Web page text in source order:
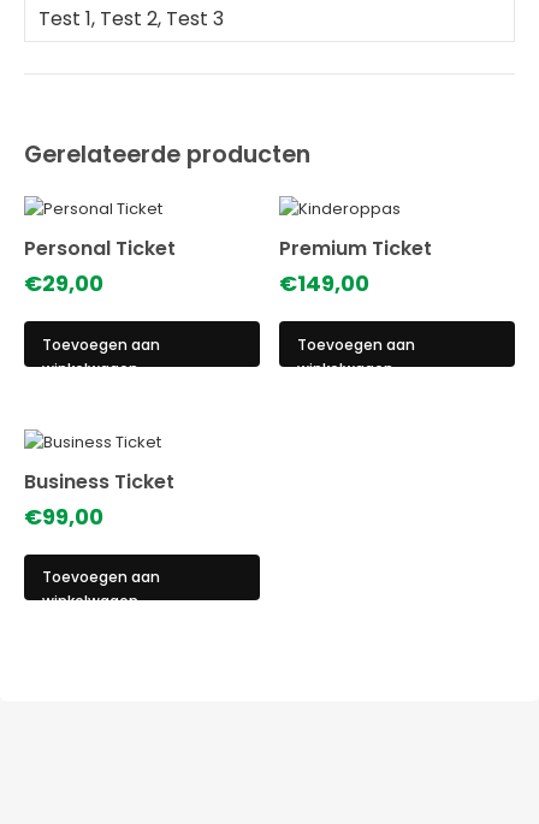
Test 1, Test 2, Test 3
Gerelateerde producten
Personal Ticket
€29,00
Toevoegen aan
winkelwagen
Premium Ticket
€149,00
Toevoegen aan
winkelwagen
Business Ticket
€99,00
Toevoegen aan
winkelwagen